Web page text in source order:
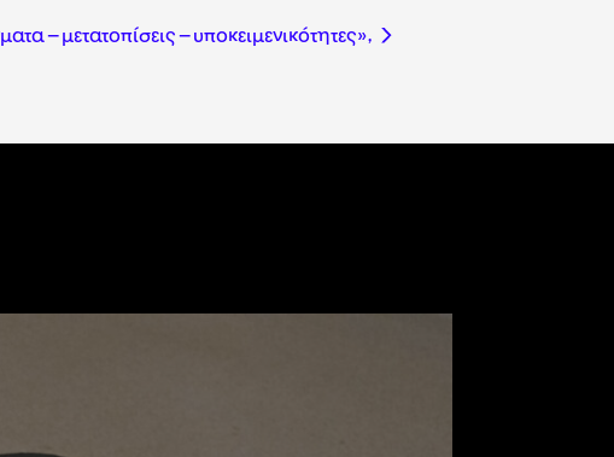
– μετατοπίσεις – υποκειμενικότητες»,